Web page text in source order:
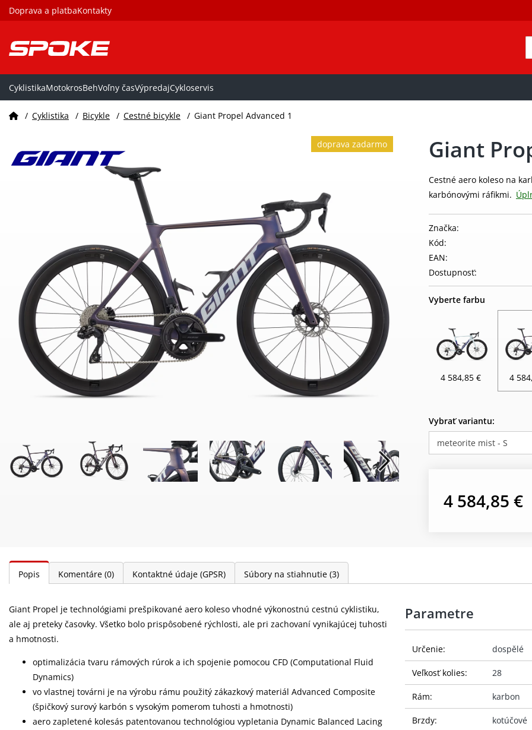
Doprava a platbaKontakty
CyklistikaMotokrosBehVoľny časVýpredajCykloservis
/ Cyklistika / Bicykle / Cestné bicykle / Giant Propel Advanced 1
doprava zadarmo Giant
Cestné aero koleso na
karbónovými ráfikmi.
Značka:
Kód:
EAN:
Dostupnosť:
Vyberte farbu
4 584,85 € 4
Vybrať variantu:
meteorite mist - S
4 584,85 €
Popis Komentáre (0) Kontaktné údaje (GPSR) Súbory na stiahnutie (3)
Giant Propel je technológiami prešpikované aero koleso vhodné výkonostnú cestnú cyklistiku,
ale aj preteky časovky. Všetko bolo prispôsobené rýchlosti, ale pri zachovaní vynikajúcej tuhosti
a hmotnosti.
optimalizácia tvaru rámových rúrok a ich spojenie pomocou CFD (Computational Fluid
Dynamics)
vo vlastnej továrni je na výrobu rámu použitý zákazkový materiál Advanced Composite
(špičkový surový karbón s vysokým pomerom tuhosti a hmotnosti)
aero zapletené kolesás patentovanou technológiou vypletania Dynamic Balanced Lacing
Parametre
Určenie: dospělé
Veľkosť kolies: 28
Rám: karbon
Brzdy: kotúčové